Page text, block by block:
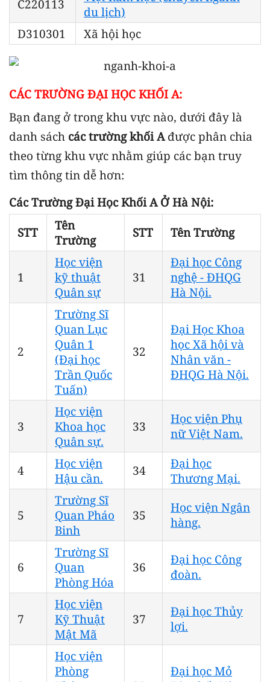
C220113
du lịch)
D310301
Xã hội học
CÁC TRƯỜNG ĐẠI HỌC KHỐI A:
Bạn đang ở trong khu vực nào, dưới đây là
danh sách các trường khối Ađược phân chia
theo từng khu vực nhằm giúp các bạn truy
tìm thông tin dễ hơn:
Các Trường Đại Học Khối A Ở Hà Nội:
STT
Tên
Trường
STT Tên Trường
1
Học viện
kỹ thuật
Quân sự
31
Đại học Công
nghệ - ĐHQG
Hà Nội.
2
Trường Sĩ
Quan Lục
Quân 1
(Đại học
Trần Quốc
Tuấn)
32
Đại Học Khoa
học Xã hội và
Nhân văn -
ĐHQG Hà Nội.
3
Học viện
Khoa học
Quân sự.
33
Học viện Phụ
nữ Việt Nam.
4
Học viện
Hậu cần.
34
Đại học
Thương Mại.
5
Trường Sĩ
Quan Pháo
Binh
35
Học viện Ngân
hàng.
6
Trường Sĩ
Quan
Phòng Hóa
36
Đại học Công
đoàn.
7
Học viện
Kỹ Thuật
Mật Mã
37
Đại học Thủy
lợi.
Học viện
Phòng
Đại học Mỏ